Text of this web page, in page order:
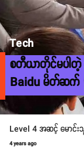
Tech
စတီယာတိုင်မပါတဲ့
Baidu မိတ်ဆက်
Level 4 အဆင့် မောင်း
4 years ago